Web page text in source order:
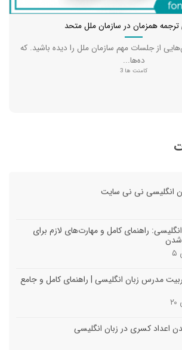
انگلیسی نی نی سایت
راهنمای کامل و مهارت‌های لازم برای
شدن
۵
مدرس زبان انگلیسی | راهنمای کامل و جامع
۲۰
اعداد کسری در زبان انگلیسی
ترجمه همزمان در سازمان ملل متحد
از جلسات مهم سازمان ملل را دیده باشید. که
ده‌ها...
کامنت ها 3